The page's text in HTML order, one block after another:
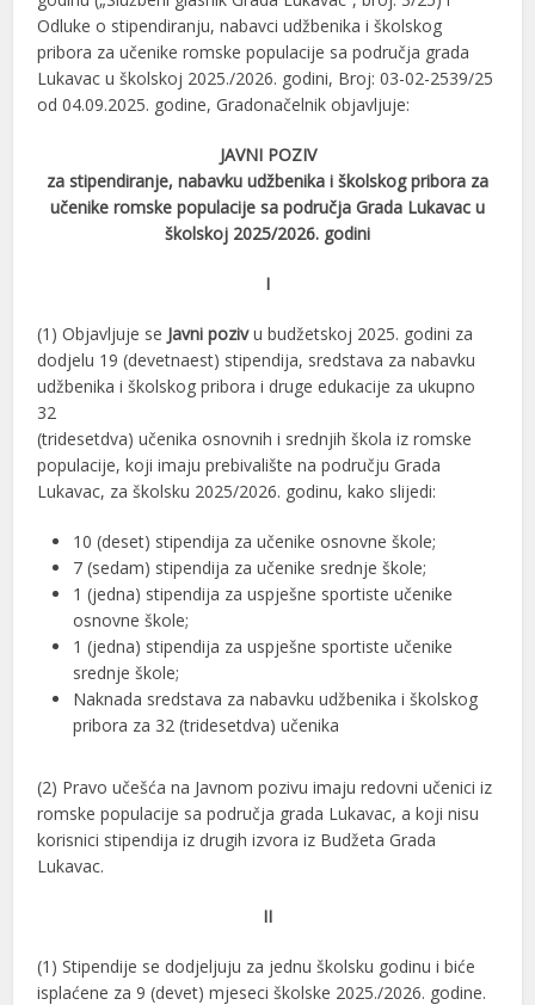
Odluke o stipendiranju, nabavci udžbenika i školskog
pribora za učenike romske populacije sa područja grada
Lukavac u školskoj 2025./2026. godini, Broj: 03-02-2539/25
od 04.09.2025. godine, Gradonačelnik objavljuje:
JAVNI POZIV
za stipendiranje, nabavku udžbenika i školskog pribora za
učenike romske populacije sa područja Grada Lukavac u
školskoj 2025/2026. godini
I
(1) Objavljuje se Javni pozivu budžetskoj 2025. godini za
dodjelu 19 (devetnaest) stipendija, sredstava za nabavku
udžbenika i školskog pribora i druge edukacije za ukupno
32
(tridesetdva) učenika osnovnih i srednjih škola iz romske
populacije, koji imaju prebivalište na području Grada
Lukavac, za školsku 2025/2026. godinu, kako slijedi:
10 (deset) stipendija za učenike osnovne škole;
7 (sedam) stipendija za učenike srednje škole;
1 (jedna) stipendija za uspješne sportiste učenike
osnovne škole;
1 (jedna) stipendija za uspješne sportiste učenike
srednje škole;
Naknada sredstava za nabavku udžbenika i školskog
pribora za 32 (tridesetdva) učenika
(2) Pravo učešća na Javnom pozivu imaju redovni učenici iz
romske populacije sa područja grada Lukavac, a koji nisu
korisnici stipendija iz drugih izvora iz Budžeta Grada
Lukavac.
II
(1) Stipendije se dodjeljuju za jednu školsku godinu i biće
isplaćene za 9 (devet) mjeseci školske 2025./2026. godine.